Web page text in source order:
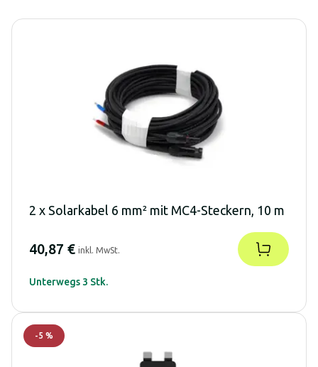
2 x Solarkabel 6 mm² mit MC4-Steckern, 10 m
40,87 € inkl. MwSt.
Unterwegs 3 Stk.
-5 %